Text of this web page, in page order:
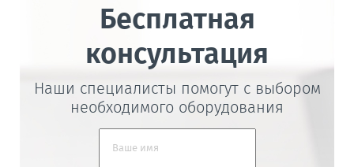
Бесплатная
консультация
Наши специалисты помогут с выбором
необходимого оборудования